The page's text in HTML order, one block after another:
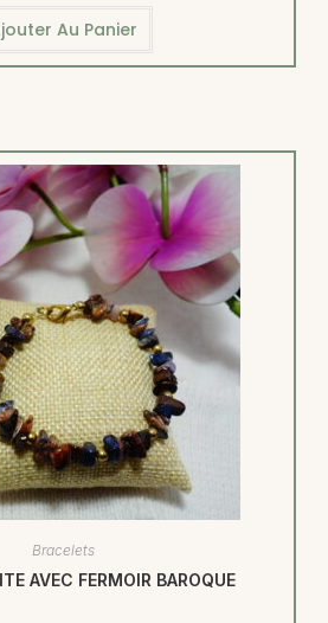
Au Panier
Bracelets
AVEC FERMOIR BAROQUE